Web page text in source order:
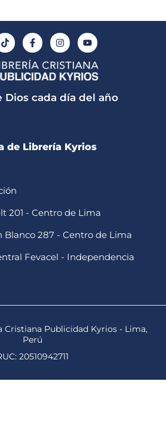
T
i
k
t
o
k
F
a
c
e
b
o
k
I
n
s
t
a
g
a
Y
o
u
t
u
b
Dios cada día del año
de Librería Kyrios
201 - Centro de Lima
Blanco 287 - Centro de Lima
Fevacel - Independencia
Publicidad Kyrios - Lima,
Perú
20510942711